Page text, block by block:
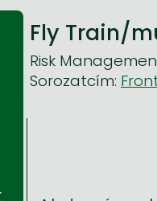
Fly Train/
Risk
Sorozatcím: